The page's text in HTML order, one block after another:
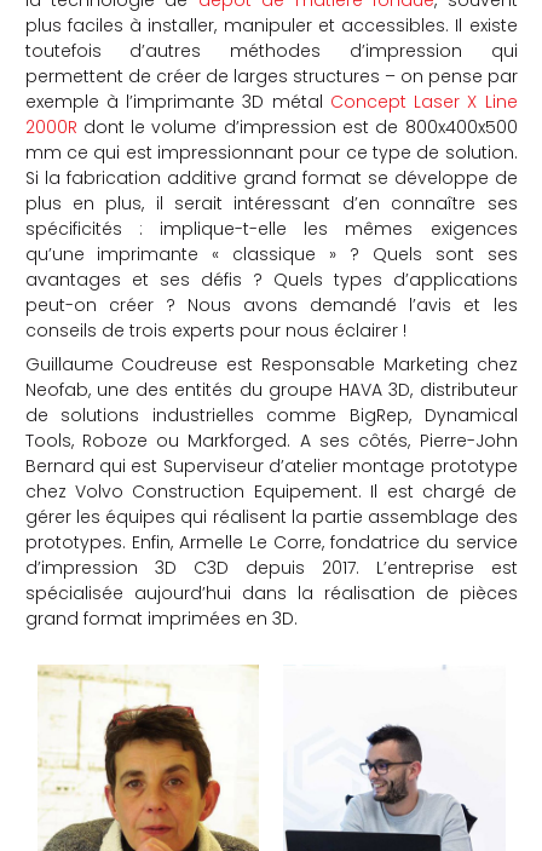
plus faciles à installer, manipuler et accessibles. Il existe
toutefois d’autres méthodes d’impression qui
permettent de créer de larges structures – on pense par
exemple à l’imprimante 3D métal Concept Laser X Line
2000R dont le volume d’impression est de 800x400x500
mm ce qui est impressionnant pour ce type de solution.
Si la fabrication additive grand format se développe de
plus en plus, il serait intéressant d’en connaître ses
spécificités : implique-t-elle les mêmes exigences
qu’une imprimante « classique » ? Quels sont ses
avantages et ses défis ? Quels types d’applications
peut-on créer ? Nous avons demandé l’avis et les
conseils de trois experts pour nous éclairer !
Guillaume Coudreuse est Responsable Marketing chez
Neofab, une des entités du groupe HAVA 3D, distributeur
de solutions industrielles comme BigRep, Dynamical
Tools, Roboze ou Markforged. A ses côtés, Pierre-John
Bernard qui est Superviseur d’atelier montage prototype
chez Volvo Construction Equipement. Il est chargé de
gérer les équipes qui réalisent la partie assemblage des
prototypes. Enfin, Armelle Le Corre, fondatrice du service
d’impression 3D C3D depuis 2017. L’entreprise est
spécialisée aujourd’hui dans la réalisation de pièces
grand format imprimées en 3D.